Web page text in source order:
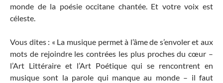
monde de la poésie occitane chantée. Et votre voix est
céleste.
Vous dites : « La musique permet à l’âme de s’envoler et aux
mots de rejoindre les contrées les plus proches du cœur –
l’Art Littéraire et l’Art Poétique qui se rencontrent en
musique sont la parole qui manque au monde – il faut